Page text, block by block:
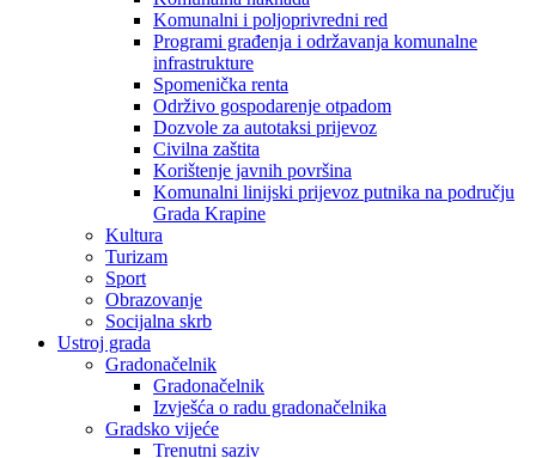
Komunalni i poljoprivredni red
Programi građenja i održavanja komunalne
infrastrukture
Spomenička renta
Održivo gospodarenje otpadom
Dozvole za autotaksi prijevoz
Civilna zaštita
Korištenje javnih površina
Komunalni linijski prijevoz putnika na području
Grada Krapine
Kultura
Turizam
Sport
Obrazovanje
Socijalna skrb
Ustroj grada
Gradonačelnik
Gradonačelnik
Izvješća o radu gradonačelnika
Gradsko vijeće
Trenutni saziv